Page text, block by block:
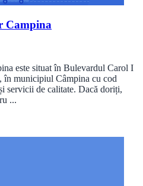
Campina
este situat în Bulevardul Carol I
în municipiul Câmpina cu cod
servicii de calitate. Dacă doriți,
...